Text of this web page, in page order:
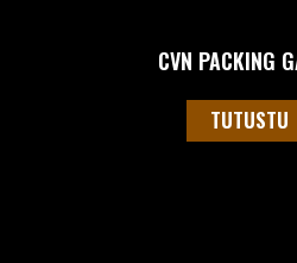
CVN PACKING
TUTUSTU